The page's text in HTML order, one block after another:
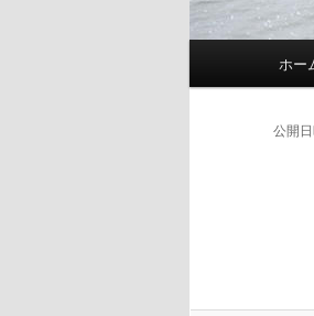
ホー
公開